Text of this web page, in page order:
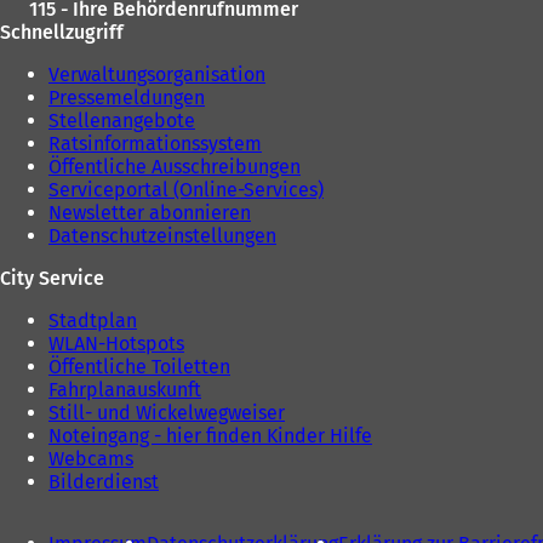
115 - Ihre Behördenrufnummer
Schnellzugriff
Verwaltungsorganisation
Pressemeldungen
Stellenangebote
Ratsinformationssystem
Öffentliche Ausschreibungen
Serviceportal (Online-Services)
Newsletter abonnieren
Datenschutzeinstellungen
City Service
Stadtplan
WLAN-Hotspots
Öffentliche Toiletten
Fahrplanauskunft
Still- und Wickelwegweiser
Noteingang - hier finden Kinder Hilfe
Webcams
Bilderdienst